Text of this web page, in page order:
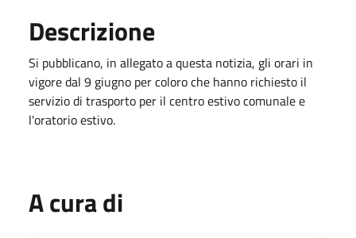
Descrizione
Si pubblicano, in allegato a questa notizia, gli orari in
vigore dal 9 giugno per coloro che hanno richiesto il
servizio di trasporto per il centro estivo comunale e
l'oratorio estivo.
A cura di